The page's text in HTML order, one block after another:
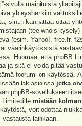
sivulla mainituista
yhteyshenkilö
sinun kannattaa ottaa
(tee whois-kysely)
(esim. Yahoo!, free.fr,
väärinkäytöksistä
Huomaa, että phpBB
ja sitä ei voida pitää
foorumi on käytössä.
lakiasioissa jotka
phpBB-sovellukseen
Limitedille mistään
voit odottaa
vastausta lainkaan.